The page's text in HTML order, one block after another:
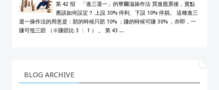
第 42 招 「進三退一」的華爾滋操作法 買進股票後，賣點
應該如何設定？ 上設 30% 停利、下設 10% 停損。 這種進三
退一操作法的用意是：賠的時候只賠 10% ；賺的時候可賺 30% ，亦即，一
賺可抵三賠 （※賺賠比 3 ： 1 ） 。 第 43 ...
BLOG ARCHIVE